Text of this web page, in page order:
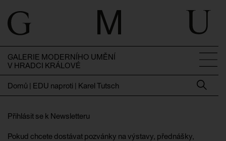
GALERIE MODERNÍHO UMĚNÍ
V HRADCI KRÁLOVÉ
Domů | EDU naproti | Karel Tutsch
Přihlásit se k Newsletteru
Pokud chcete dostávat pozvánky na výstavy, přednášky,